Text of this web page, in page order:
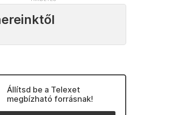
Állítsd be a Telexet
megbízható forrásnak!